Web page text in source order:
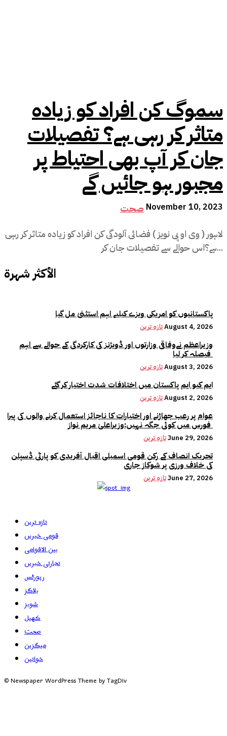
سموگ کن افراد کو زیادہ
متاثر کر رہی ہے؟ تفصیلات
جان کر آپ بھی احتیاط پر
مجبور ہو جائیں گے
صحت November 10, 2023
لاہور ( وی او پی نویز ) فضائی آلودگی کن افراد کو زیادہ متاثر کر رہی
ہے؟اس حوالے سے تفصیلات جان کر...
الأكثر شهرة
پاکستانیوں کو امریکی ویزے کیلیے اہم استثنیٰ مل گیا
تازہ ترینAugust 4, 2026
وزیراعظم نےوفاقی وزارتوں اور ڈویژنز کی کارکردگی کے حوالے سے اہم
تازہ ترینAugust 3, 2026
ایم کیو ایم پاکستان میں اختلافات شدت اختیار کر گئے
تازہ ترینAugust 2, 2026
عوام پر رعب جھاڑنے اور اختیارات کا ناجائز استعمال کرنے والوں کی پیرا
تازہ ترینJune 29, 2026
تحریک انصاف کے رکن قومی اسمبلی اقبال آفریدی کو پارٹی ڈسپلن
کی خلاف ورزی پر شوکاز جاری
تازہ ترینJune 27, 2026
تازہ ترین
قومی خبریں
بین الاقوامی
تجارتی خبریں
رپورٹس
بلاگز
شوبز
کھیل
صحت
میگزین
خواتین
© Newspaper WordPress Theme by TagDiv